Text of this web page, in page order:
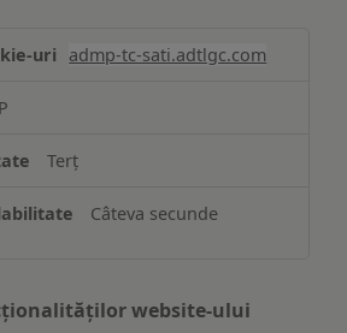
admp-tc-sati.adtlgc.com
Terț
Câteva secunde
website-ului